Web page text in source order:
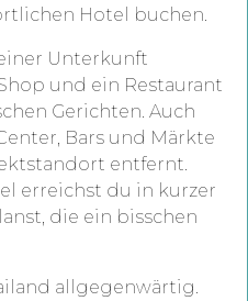
Hotel buchen.
Unterkunft
und ein Restaurant
Gerichten. Auch
Bars und Märkte
entfernt.
erreichst du in kurzer
die ein bisschen
allgegenwärtig.